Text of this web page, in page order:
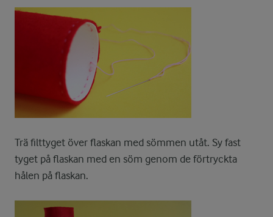
Trä filttyget över flaskan med sömmen utåt. Sy fast
tyget på flaskan med en söm genom de förtryckta
hålen på flaskan.